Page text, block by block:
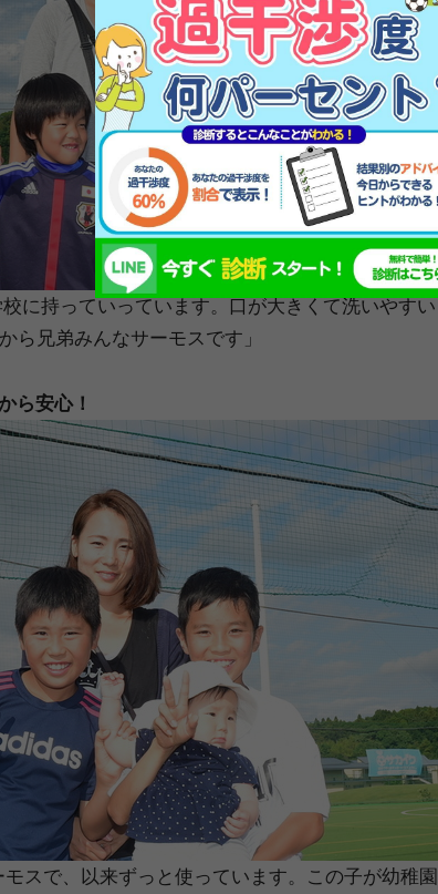
校に持っていっています。口が大きくて洗いやすい
ら兄弟みんなサーモスです」
ら安心！
モスで、以来ずっと使っています。この子が幼稚園